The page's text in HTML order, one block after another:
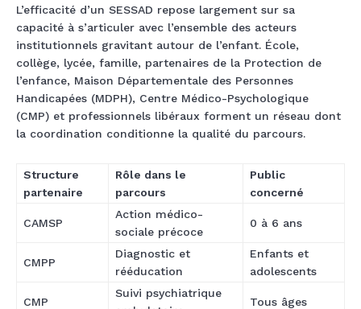
L’efficacité d’un SESSAD repose largement sur sa
capacité à s’articuler avec l’ensemble des acteurs
institutionnels gravitant autour de l’enfant. École,
collège, lycée, famille, partenaires de la Protection de
l’enfance, Maison Départementale des Personnes
Handicapées (MDPH), Centre Médico-Psychologique
(CMP) et professionnels libéraux forment un réseau dont
la coordination conditionne la qualité du parcours.
Structure
partenaire
Rôle dans le
parcours
Public
concerné
CAMSP
Action médico-
sociale précoce
0 à 6 ans
CMPP
Diagnostic et
rééducation
Enfants et
adolescents
CMP
Suivi psychiatrique
Tous âges